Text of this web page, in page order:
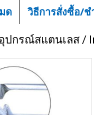
ด วิธีการสั่งซื้อ/ช
ปกรณ์สแตนเลส /